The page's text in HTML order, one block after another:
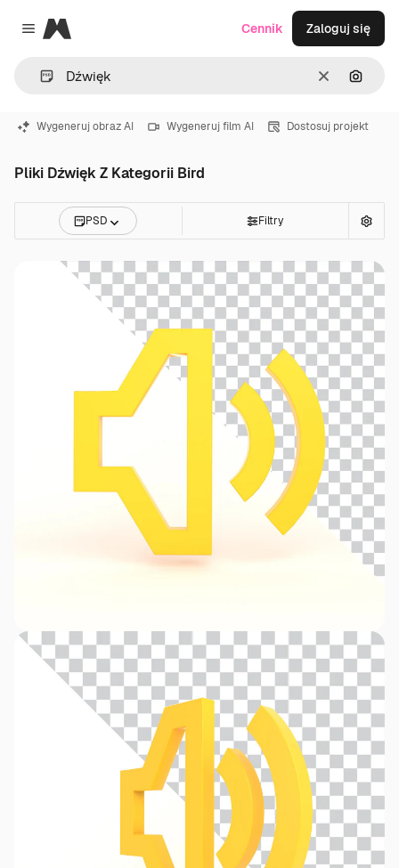
Close menu
Magnific
WyczyśćSzukaj
Cennik Zaloguj się
Wygeneruj obraz AI Wygeneruj film AI Dostosuj projekt
Pliki Dźwięk Z Kategorii Bird
PSD Filtry